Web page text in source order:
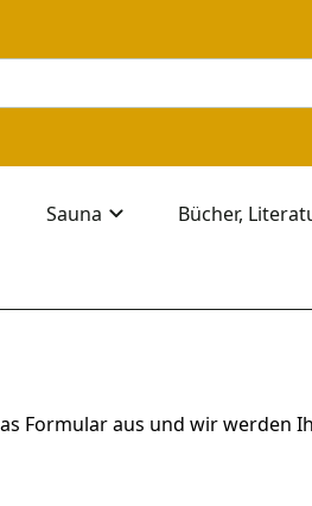
Sauna Bücher,
Formular aus und wir werden